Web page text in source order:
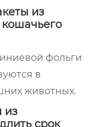
из
фольги
в
животных.
из
срок